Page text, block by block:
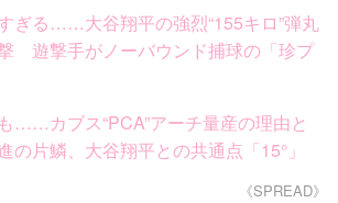
ぎる……大谷翔平の強烈“155キロ”弾丸
遊撃手がノーバウンド捕球の「珍プ
……カブス“PCA”アーチ量産の理由と
片鱗、大谷翔平との共通点「15°」
《SPREAD》